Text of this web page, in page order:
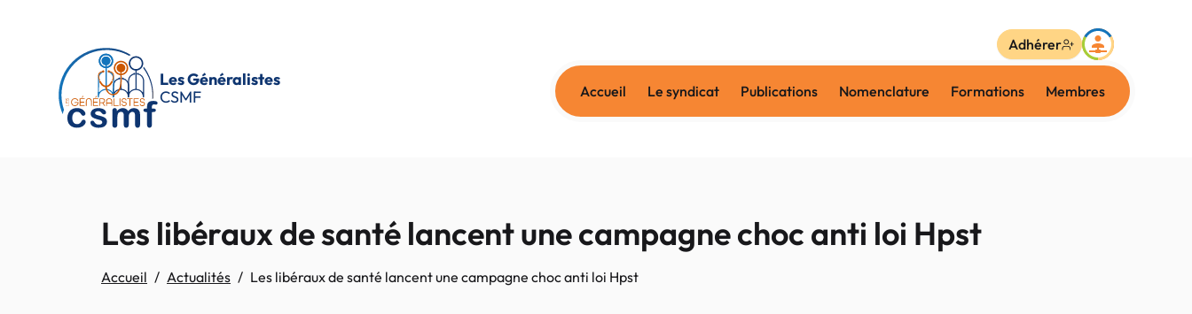
Les Généralistes
CSMF
Accueil Le syndicat Publications Nomenclature Formations Membres
Adhérer
Les libéraux de santé lancent une campagne choc anti loi Hpst
Accueil Actualités Les libéraux de santé lancent une campagne choc anti loi Hpst